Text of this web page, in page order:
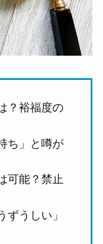
？裕福度の
ち」と噂が
可能？禁止
ずうしい」